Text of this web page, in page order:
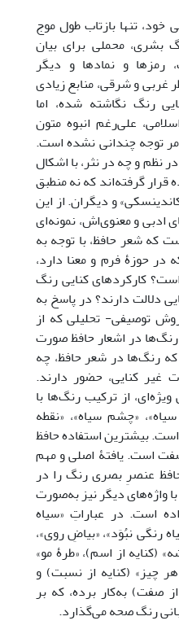
تنها بازتاب طول موج
بشری، محملی برای بیان
رمزها و نمادها و دیگر
غربی و شرقی، منابع زیادی
رنگ نگاشته شده، اما
علی‌رغم انبوه متون
توجه چندانی نشده است.
نظم و چه در نثر، با اشکال
قرار گرفته‌اند که نه منطبق
و دیگران. از این
ادبی و معنوی‌اش، نمونه‌ای
که شعر حافظ، با توجه به
حوزۀ فرم و معنا دارد،
کارکردهای کنایی رنگ
دلالت دارند؟ در پاسخ به
توصیفی- تحلیلی که از
در اشعار حافظ صورت
که رنگ‌ها در شعر حافظ، چه
کنایی، حضور دارند.
از ترکیب رنگ‌ها با
«چشم سیاه»، «نقطه
بیشترین استفاده حافظ
است. یافتۀ اصلی و مهم
عنصرِ بصری رنگ را در
واژه‌های دیگر نیز به‌صورت
است. در عباراتِ «سیاه
رنگی نبُوَد»، «بیاضِ روی»،
(کنایه از اسم)، «طرۀ مو»
چیز» (کنایه از نسبت) و
صفت) به‌کار برده، که بر
رنگ صحه می‌گذارد.